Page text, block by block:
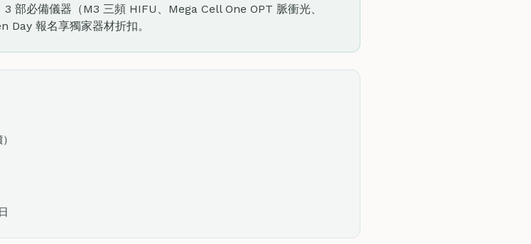
部必備儀器（M3 三頻 HIFU、Mega Cell One OPT 脈衝光、
Day 報名享獨家器材折扣。